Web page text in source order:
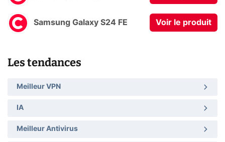
Samsung Galaxy S24 FE Voir le produit
Les tendances
Meilleur VPN
IA
Meilleur Antivirus